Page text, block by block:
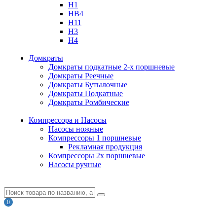
H1
HB4
H11
H3
H4
Домкраты
Домкраты подкатные 2-х поршневые
Домкраты Реечные
Домкраты Бутылочные
Домкраты Подкатные
Домкраты Ромбические
Компрессора и Насосы
Насосы ножные
Компрессоры 1 поршневые
Рекламная продукция
Компрессоры 2х поршневые
Насосы ручные
0